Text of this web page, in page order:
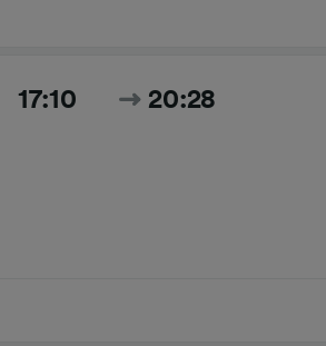
17:10 20:28